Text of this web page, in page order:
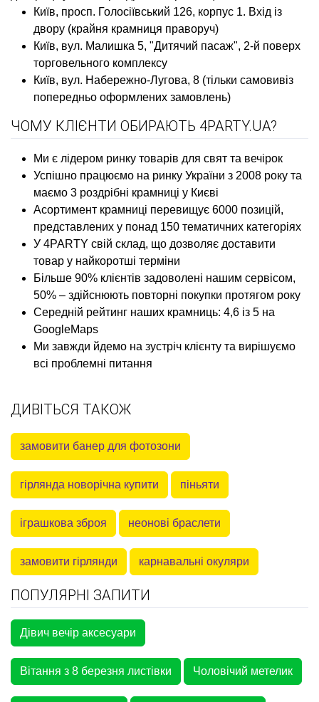
Київ, просп. Голосіївський 126, корпус 1. Вхід із
двору (крайня крамниця праворуч)
Київ, вул. Малишка 5, "Дитячий пасаж", 2-й поверх
торговельного комплексу
Київ, вул. Набережно-Лугова, 8 (тільки самовивіз
попередньо оформлених замовлень)
ЧОМУ КЛІЄНТИ ОБИРАЮТЬ 4PARTY.UA?
Ми є лідером ринку товарів для свят та вечірок
Успішно працюємо на ринку України з 2008 року та
маємо 3 роздрібні крамниці у Києві
Асортимент крамниці перевищує 6000 позицій,
представлених у понад 150 тематичних категоріях
У 4PARTY свій склад, що дозволяє доставити
товар у найкоротші терміни
Більше 90% клієнтів задоволені нашим сервісом,
50% – здійснюють повторні покупки протягом року
Середній рейтинг наших крамниць: 4,6 із 5 на
GoogleMaps
Ми завжди йдемо на зустріч клієнту та вирішуємо
всі проблемні питання
ДИВІТЬСЯ ТАКОЖ
замовити банер для фотозони
гірлянда новорічна купити піньяти
іграшкова зброя неонові браслети
замовити гірлянди карнавальні окуляри
ПОПУЛЯРНІ ЗАПИТИ
Дівич вечір аксесуари
Вітання з 8 березня листівки Чоловічий метелик